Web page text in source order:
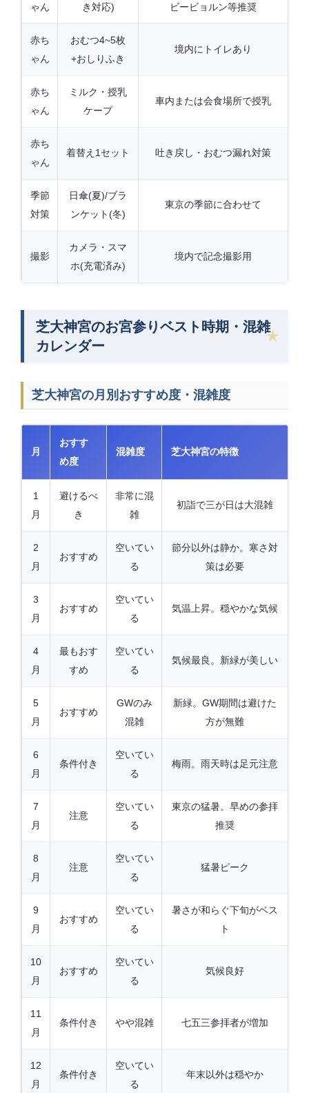
ゃん
き対応)
ビービョルン等推奨
赤ち
ゃん
おむつ4~5枚
+おしりふき
境内にトイレあり
赤ち
ゃん
ミルク・授乳
ケープ
車内または会食場所で授乳
赤ち
ゃん
着替え1セット 吐き戻し・おむつ漏れ対策
季節
対策
日傘(夏)/ブラ
ンケット(冬)
東京の季節に合わせて
撮影
カメラ・スマ
ホ(充電済み)
境内で記念撮影用
芝大神宮のお宮参りベスト時期・混雑
カレンダー
芝大神宮の月別おすすめ度・混雑度
月
おすす
め度
混雑度 芝大神宮の特徴
1
月
避けるべ
き
非常に混
雑
初詣で三が日は大混雑
2
月
おすすめ
空いてい
る
節分以外は静か。寒さ対
策は必要
3
月
おすすめ
空いてい
る
気温上昇。穏やかな気候
4
月
最もおす
すめ
空いてい
る
気候最良。新緑が美しい
5
月
おすすめ
GWのみ
混雑
新緑。GW期間は避けた
方が無難
6
月
条件付き
空いてい
る
梅雨。雨天時は足元注意
7
月
注意
空いてい
る
東京の猛暑。早めの参拝
推奨
8
月
注意
空いてい
る
猛暑ピーク
9
月
おすすめ
空いてい
る
暑さが和らぐ下旬がベス
ト
10
月
おすすめ
空いてい
る
気候良好
11
月
条件付き やや混雑 七五三参拝者が増加
12
月
条件付き
空いてい
る
年末以外は穏やか